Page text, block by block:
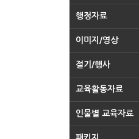
행정자료
이미지/영상
절기/행사
교육활동자료
인물별 교육자료